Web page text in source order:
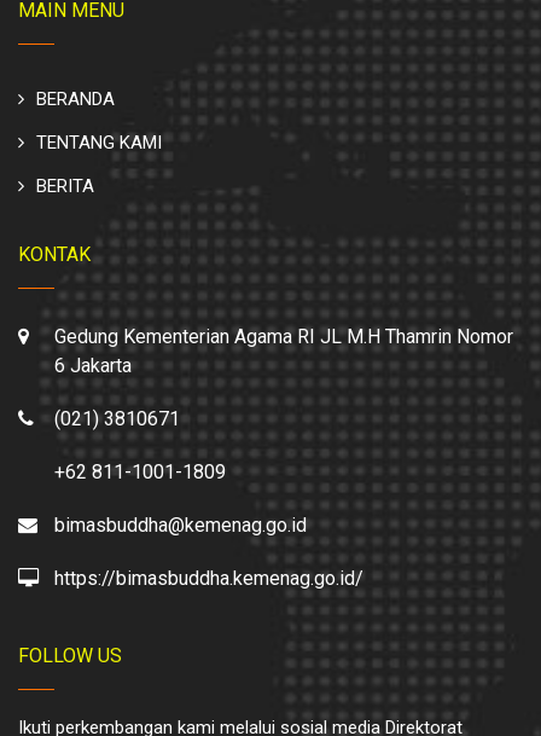
MAIN MENU
BERANDA
TENTANG KAMI
BERITA
KONTAK
Gedung Kementerian Agama RI JL M.H Thamrin Nomor
6 Jakarta
(021) 3810671
+62 811-1001-1809
bimasbuddha@kemenag.go.id
https://bimasbuddha.kemenag.go.id/
FOLLOW US
Ikuti perkembangan kami melalui sosial media Direktorat